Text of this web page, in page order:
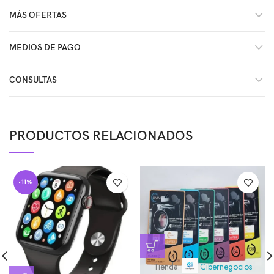
MÁS OFERTAS
MEDIOS DE PAGO
CONSULTAS
PRODUCTOS RELACIONADOS
-11%
Tienda: Cibernegocios